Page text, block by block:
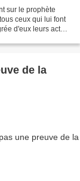
sur le prophète
d'eux leurs actes
de la